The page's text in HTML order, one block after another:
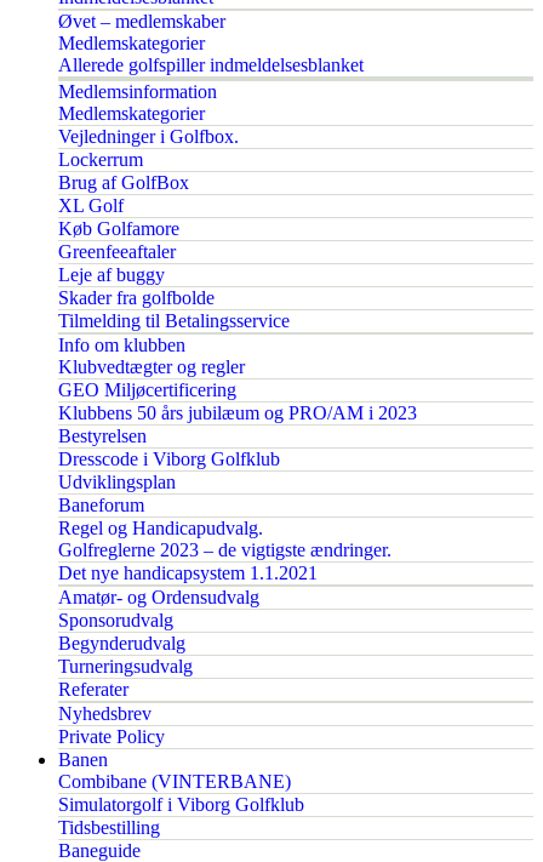
Øvet – medlemskaber
Medlemskategorier
Allerede golfspiller indmeldelsesblanket
Medlemsinformation
Medlemskategorier
Vejledninger i Golfbox.
Lockerrum
Brug af GolfBox
XL Golf
Køb Golfamore
Greenfeeaftaler
Leje af buggy
Skader fra golfbolde
Tilmelding til Betalingsservice
Info om klubben
Klubvedtægter og regler
GEO Miljøcertificering
Klubbens 50 års jubilæum og PRO/AM i 2023
Bestyrelsen
Dresscode i Viborg Golfklub
Udviklingsplan
Baneforum
Regel og Handicapudvalg.
Golfreglerne 2023 – de vigtigste ændringer.
Det nye handicapsystem 1.1.2021
Amatør- og Ordensudvalg
Sponsorudvalg
Begynderudvalg
Turneringsudvalg
Referater
Nyhedsbrev
Private Policy
Banen
Combibane (VINTERBANE)
Simulatorgolf i Viborg Golfklub
Tidsbestilling
Baneguide